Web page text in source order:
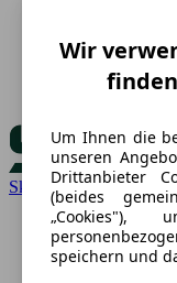
Skoda
Wir
Um Ihnen die
unseren
Drittanbieter
(beides
„Cookies"),
speichern und